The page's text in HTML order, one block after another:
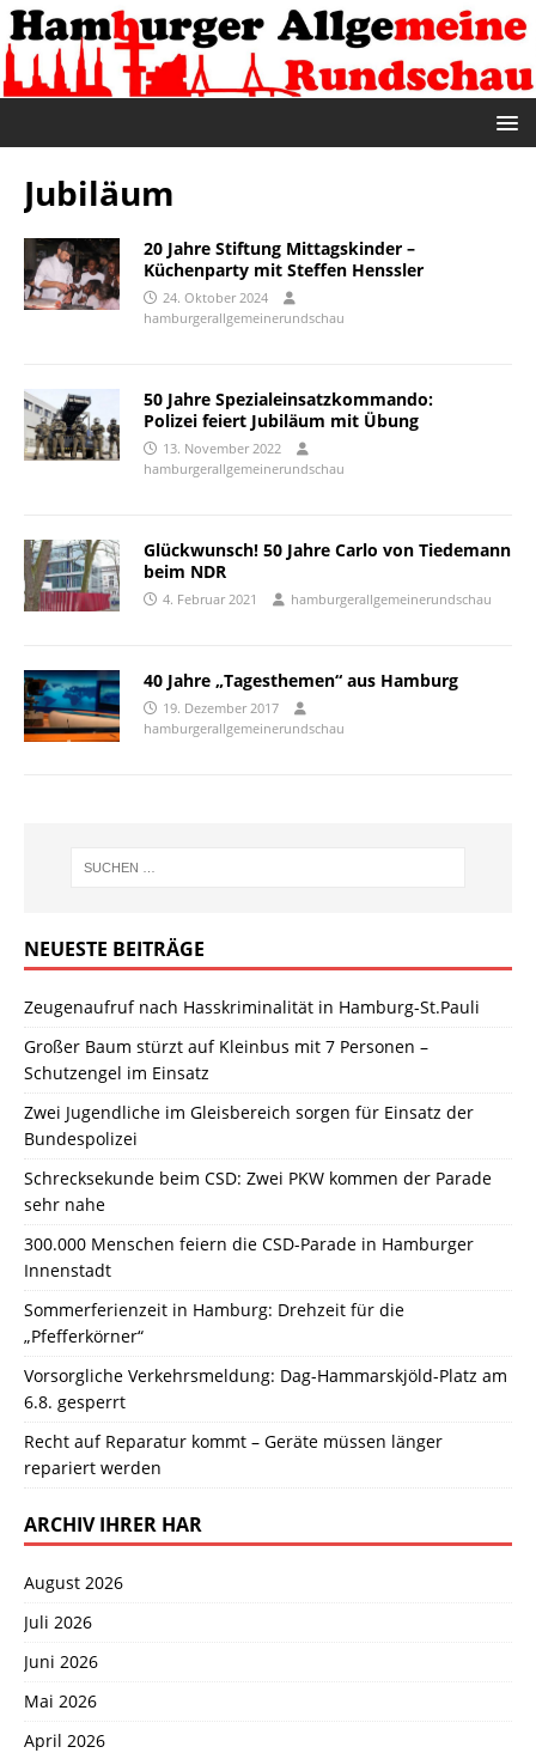
Jubiläum
20 Jahre Stiftung Mittagskinder –
Küchenparty mit Steffen Henssler
24. Oktober 2024
hamburgerallgemeinerundschau
50 Jahre Spezialeinsatzkommando:
Polizei feiert Jubiläum mit Übung
13. November 2022
hamburgerallgemeinerundschau
Glückwunsch! 50 Jahre Carlo von Tiedemann
beim NDR
4. Februar 2021 hamburgerallgemeinerundschau
40 Jahre „Tagesthemen“ aus Hamburg
19. Dezember 2017
hamburgerallgemeinerundschau
NEUESTE BEITRÄGE
Zeugenaufruf nach Hasskriminalität in Hamburg-St.Pauli
Großer Baum stürzt auf Kleinbus mit 7 Personen –
Schutzengel im Einsatz
Zwei Jugendliche im Gleisbereich sorgen für Einsatz der
Bundespolizei
Schrecksekunde beim CSD: Zwei PKW kommen der Parade
sehr nahe
300.000 Menschen feiern die CSD-Parade in Hamburger
Innenstadt
Sommerferienzeit in Hamburg: Drehzeit für die
„Pfefferkörner“
Vorsorgliche Verkehrsmeldung: Dag-Hammarskjöld-Platz am
6.8. gesperrt
Recht auf Reparatur kommt – Geräte müssen länger
repariert werden
ARCHIV IHRER HAR
August 2026
Juli 2026
Juni 2026
Mai 2026
April 2026